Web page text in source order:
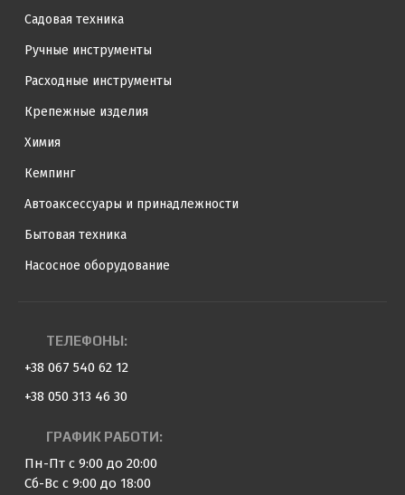
Садовая техника
Ручные инструменты
Расходные инструменты
Крепежные изделия
Химия
Кемпинг
Автоаксессуары и принадлежности
Бытовая техника
Насосное оборудование
ТЕЛЕФОНЫ:
+38 067 540 62 12
+38 050 313 46 30
ГРАФИК РАБОТИ:
Пн-Пт с 9:00 до 20:00
Сб-Вс с 9:00 до 18:00